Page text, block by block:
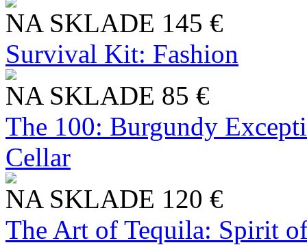
NA SKLADE 145 €
Survival Kit: Fashion
NA SKLADE 85 €
The 100: Burgundy
Cellar
NA SKLADE 120 €
The Art of Tequila: Spirit